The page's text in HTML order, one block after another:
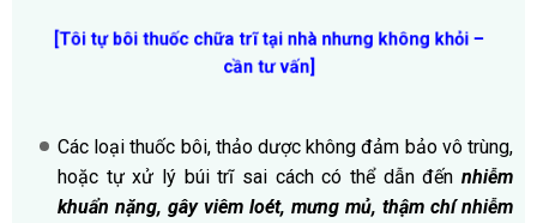
[Tôi tự bôi thuốc chữa trĩ tại nhà nhưng không khỏi –
cần tư vấn]
Các loại thuốc bôi, thảo dược không đảm bảo vô trùng,
hoặc tự xử lý búi trĩ sai cách có thể dẫn đến nhiễm
khuẩn nặng, gây viêm loét, mưng mủ, thậm chí nhiễm